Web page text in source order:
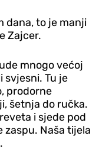
dana, to je manji
Zajcer.
mnogo većoj
svjesni. Tu je
prodorne
šetnja do ručka.
i sjede pod
zaspu. Naša tijela